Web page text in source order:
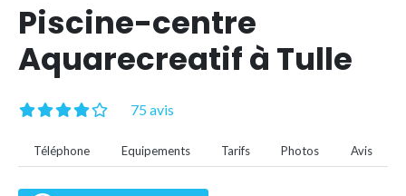
Piscine-centre
Aquarecreatif à Tulle
75 avis
Téléphone Equipements Tarifs Photos Avis